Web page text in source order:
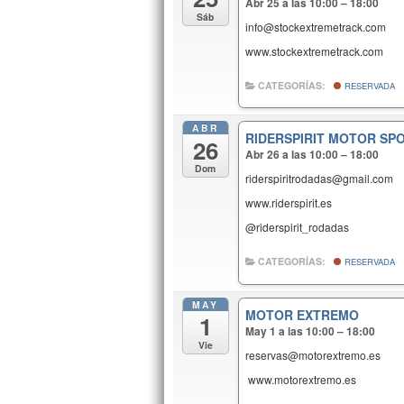
Sáb
info@stockextremetrack.com
www.stockextremetrack.com
CATEGORÍAS: RESERVADA
ABR
26
Dom
RIDERSPIRIT MOTOR
Abr 26 a las 10:00 – 18:00
riderspiritrodadas@gmail.com
www.riderspirit.es
@riderspirit_rodadas
CATEGORÍAS: RESERVADA
MAY
1
Vie
MOTOR EXTREMO
May 1 a las 10:00 – 18:00
reservas@motorextremo.es
www.motorextremo.es